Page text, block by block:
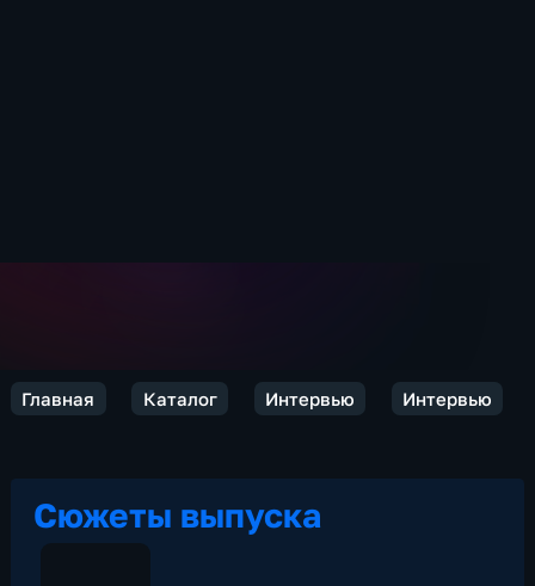
Главная Каталог Интервью Интервью
Сюжеты выпуска